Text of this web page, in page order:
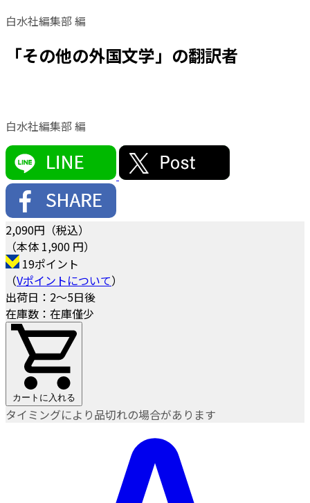
白水社編集部 編
「その他の外国文学」の翻訳者
白水社編集部 編
2,090円（税込）
（本体 1,900 円）
19ポイント
（Vポイントについて）
出荷日：2～5日後
在庫数：在庫僅少
カートに入れる
タイミングにより品切れの場合があります